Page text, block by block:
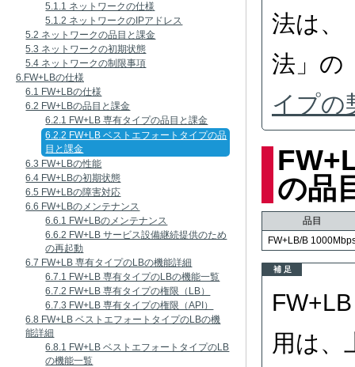
5.1.1 ネットワークの仕様
5.1.2 ネットワークのIPアドレス
5.2 ネットワークの品目と課金
5.3 ネットワークの初期状態
5.4 ネットワークの制限事項
6.FW+LBの仕様
6.1 FW+LBの仕様
6.2 FW+LBの品目と課金
6.2.1 FW+LB 専有タイプの品目と課金
6.2.2 FW+LB ベストエフォートタイプの品
目と課金
6.3 FW+LBの性能
6.4 FW+LBの初期状態
6.5 FW+LBの障害対応
6.6 FW+LBのメンテナンス
6.6.1 FW+LBのメンテナンス
6.6.2 FW+LB サービス設備継続提供のため
の再起動
6.7 FW+LB 専有タイプのLBの機能詳細
6.7.1 FW+LB 専有タイプのLBの機能一覧
6.7.2 FW+LB 専有タイプの権限（LB）
6.7.3 FW+LB 専有タイプの権限（API）
6.8 FW+LB ベストエフォートタイプのLBの機
能詳細
6.8.1 FW+LB ベストエフォートタイプのLB
の機能一覧
法は、
法」の
イプの
の品
品目
FW+LB/B
補 足
用は、